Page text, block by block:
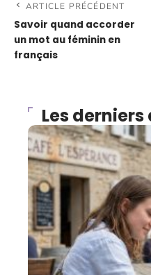
ARTICLE PRÉCÉDENT
Savoir quand accorder
un mot au féminin en
français
Les